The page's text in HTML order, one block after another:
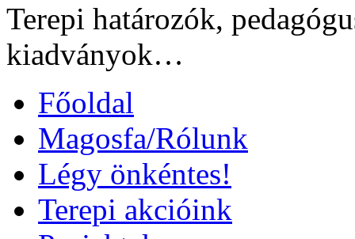
Terepi határozók,
kiadványok…
Főoldal
Magosfa/Rólunk
Légy önkéntes!
Terepi akcióink